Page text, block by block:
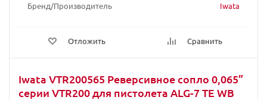
Бренд/Производитель Iwata
Отложить Сравнить
Iwata VTR200565 Реверсивное сопло 0,065”
серии VTR200 для пистолета ALG-7 TE WB